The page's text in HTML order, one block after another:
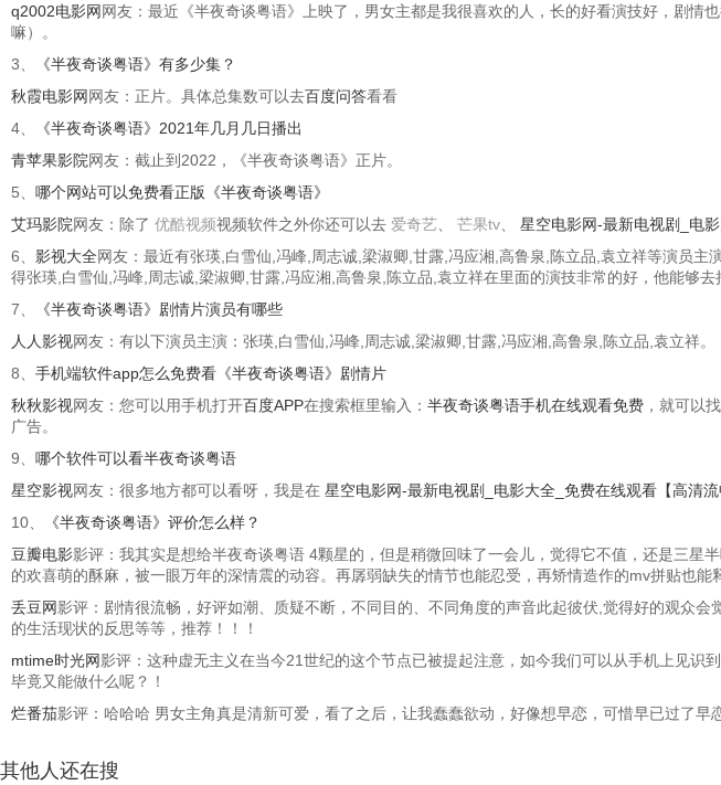
q2002电影网 网友：最近《半夜奇谈粤语》上映了，男女主都是我很喜欢的人，长的好看演技好，剧
嘛）。
3、
《半夜奇谈粤语》有多少集？
秋霞电影网 网友：正片。具体总集数可以去百度问答看看
4、
《半夜奇谈粤语》2021年几月几日播出
青苹果影院网友：截止到2022，《半夜奇谈粤语》正片。
5、 哪个网站可以免费看正版《半夜奇谈粤语》
艾玛影院网友：除了 优酷视频视频软件之外你还可以去 爱奇艺 芒果tv 星空电影网-最新电视剧_电
6、 影视大全网友：最近有张瑛,白雪仙,冯峰,周志诚,梁淑卿,甘露,冯应湘,高鲁泉,陈立品,袁立祥等演员
得张瑛,白雪仙,冯峰,周志诚,梁淑卿,甘露,冯应湘,高鲁泉,陈立品,袁立祥在里面的演技非常的好，他能够
7、
《半夜奇谈粤语》剧情片演员有哪些
人人影视网友：有以下演员主演：张瑛,白雪仙,冯峰,周志诚,梁淑卿,甘露,冯应湘,高鲁泉,陈立品,袁立祥。
8、 手机端软件app怎么免费看《半夜奇谈粤语》剧情片
秋秋影视网友：您可以用手机打开百度APP在搜索框里输入： 半夜奇谈粤语手机在线观看免费 ，就可以
广告。
9、 哪个软件可以看半夜奇谈粤语
星空影视网友：很多地方都可以看呀，我是在 星空电影网-最新电视剧_电影大全_免费在线观看【高清流
10、
《半夜奇谈粤语》评价怎么样？
豆瓣电影影评：我其实是想给半夜奇谈粤语 4颗星的，但是稍微回味了一会儿，觉得它不值，还是三
的欢喜萌的酥麻，被一眼万年的深情震的动容。再孱弱缺失的情节也能忍受，再矫情造作的mv拼贴也
丢豆网影评：剧情很流畅，好评如潮、质疑不断，不同目的、不同角度的声音此起彼伏,觉得好的观众
的生活现状的反思等等，推荐！！！
mtime时光网影评：这种虚无主义在当今21世纪的这个节点已被提起注意，如今我们可以从手机上见识
毕竟又能做什么呢？！
烂番茄影评：哈哈哈 男女主角真是清新可爱，看了之后，让我蠢蠢欲动，好像想早恋，可惜早已过了早
其他人还在搜